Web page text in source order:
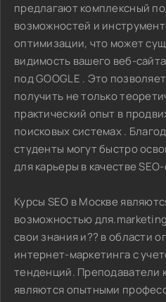
предлагают комплексный
возможностей и
оптимизации, что может
видимость вашего веб-
под GOOGLE . Это
получить не только
практический опыт в
поисковых системах .
студенты могут быстро
для карьеры в качестве
Курсы SEO в Москве
возможностью
свои знания и?? в области
интернет-маркетинга с
тенденций. Преподаватели
являются опытными